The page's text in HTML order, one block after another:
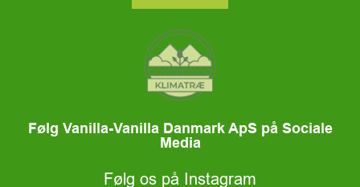
Følg Vanilla-Vanilla Danmark ApS på Sociale
Media
Følg os på Instagram